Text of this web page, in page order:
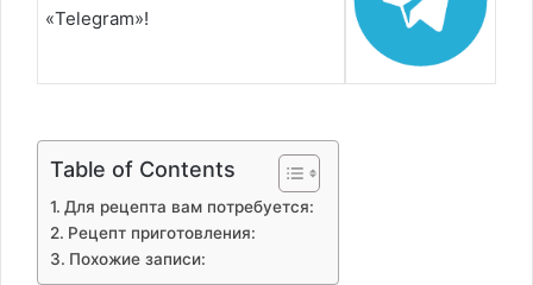
«Telegram»!
Table of Contents
Для рецепта вам потребуется:
Рецепт приготовления:
Похожие записи: